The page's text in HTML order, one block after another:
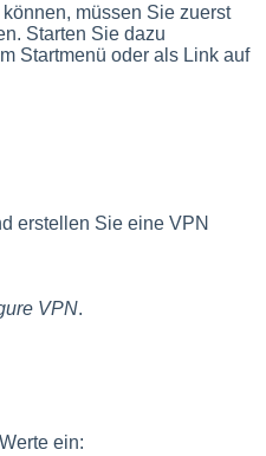
müssen Sie zuerst
Starten Sie dazu
Startmenü oder als Link auf
erstellen Sie eine VPN
VPN.
ein: